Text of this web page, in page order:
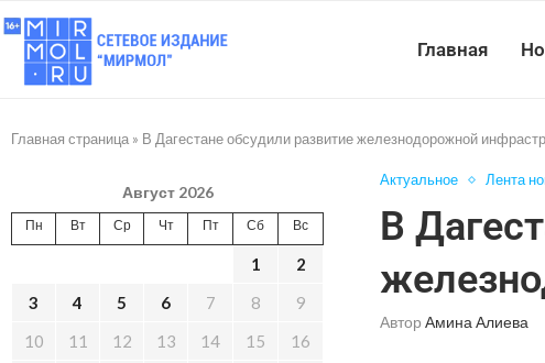
Главная
Главная страница » В Дагестане обсудили развитие железнодорожной
Актуальное Лента
В
Автор Амина Алиева
Август 2026
Пн Вт Ср Чт Пт Сб Вс
1
2
3
4 5 6 7 8
9
10
11 12 13 14 15
16